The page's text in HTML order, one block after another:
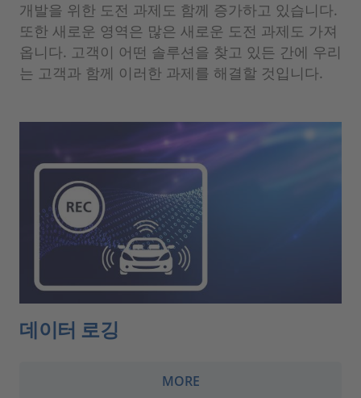
개발을 위한 도전 과제도 함께 증가하고 있습니다.
또한 새로운 영역은 많은 새로운 도전 과제도 가져
옵니다. 고객이 어떤 솔루션을 찾고 있든 간에 우리
는 고객과 함께 이러한 과제를 해결할 것입니다.
데이터 로깅
MORE